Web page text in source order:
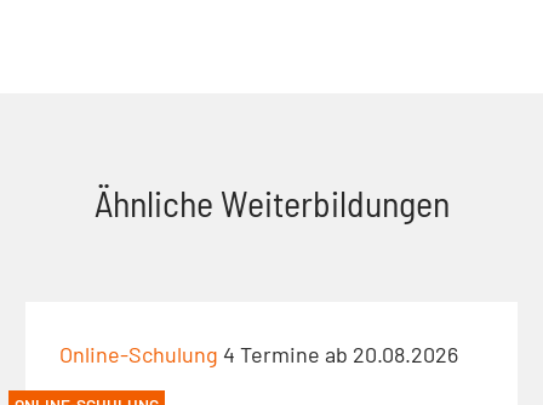
Ähnliche Weiterbildungen
Online-Schulung 4 Termine ab 20.08.2026